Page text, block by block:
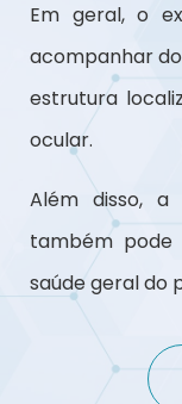
Em geral, o
acompanhar
estrutura
ocular.
Além disso, a
também pode
saúde geral do